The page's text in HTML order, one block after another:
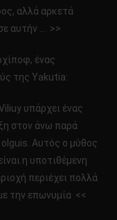
αλλά αρκετά
αυτήν … >>
ένας
της Yakutia:
υπάρχει ένας
στον άνω παρά
olguis. Αυτός ο μύθος
η υποτιθέμενη
περιέχει πολλά
την επωνυμία <<